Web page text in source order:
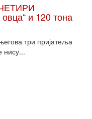
и 120 тона
три пријатеља
нису...